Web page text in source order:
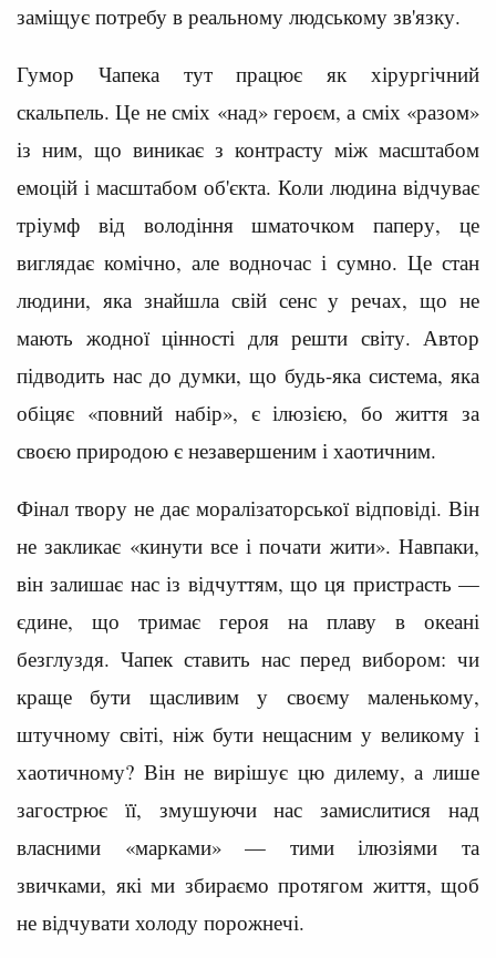
заміщує потребу в реальному людському зв'язку.
Гумор Чапека тут працює як хірургічний
скальпель. Це не сміх «над» героєм, а сміх «разом»
із ним, що виникає з контрасту між масштабом
емоцій і масштабом об'єкта. Коли людина відчуває
тріумф від володіння шматочком паперу, це
виглядає комічно, але водночас і сумно. Це стан
людини, яка знайшла свій сенс у речах, що не
мають жодної цінності для решти світу. Автор
підводить нас до думки, що будь-яка система, яка
обіцяє «повний набір», є ілюзією, бо життя за
своєю природою є незавершеним і хаотичним.
Фінал твору не дає моралізаторської відповіді. Він
не закликає «кинути все і почати жити». Навпаки,
він залишає нас із відчуттям, що ця пристрасть —
єдине, що тримає героя на плаву в океані
безглуздя. Чапек ставить нас перед вибором: чи
краще бути щасливим у своєму маленькому,
штучному світі, ніж бути нещасним у великому і
хаотичному? Він не вирішує цю дилему, а лише
загострює її, змушуючи нас замислитися над
власними «марками» — тими ілюзіями та
звичками, які ми збираємо протягом життя, щоб
не відчувати холоду порожнечі.